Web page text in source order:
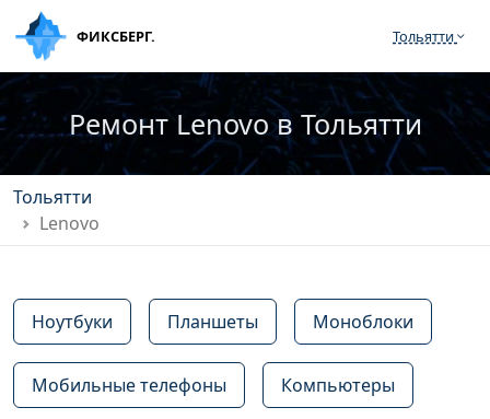
ФИКСБЕРГ. Тольятти
Ремонт Lenovo в Тольятти
Тольятти
Lenovo
Ноутбуки Планшеты Моноблоки
Мобильные телефоны Компьютеры